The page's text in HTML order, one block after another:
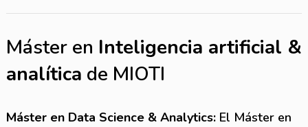
Máster en Inteligencia artificial &
analítica de MIOTI
Máster en Data Science & Analytics:El Máster en